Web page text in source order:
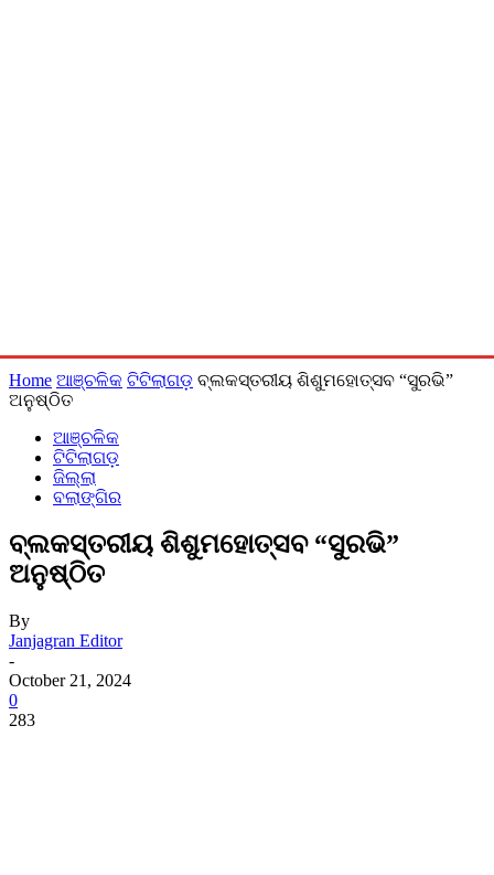
Home ଆଞ୍ଚଳିକ ଟିଟିଲାଗଡ଼ ବ୍ଲକସ୍ତରୀୟ ଶିଶୁମହୋତ୍ସବ “ସୁରଭି”
ଅନୁଷ୍ଠିତ
ଆଞ୍ଚଳିକ
ଟିଟିଲାଗଡ଼
ଜିଲ୍ଲା
ବଲାଙ୍ଗିର
ବ୍ଲକସ୍ତରୀୟ ଶିଶୁମହୋତ୍ସବ “ସୁରଭି”
ଅନୁଷ୍ଠିତ
By
Janjagran Editor
-
October 21, 2024
0
283